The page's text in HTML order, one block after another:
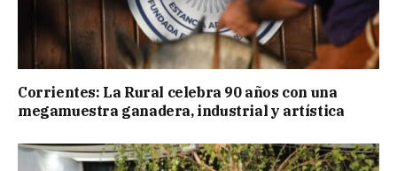
Corrientes: La Rural celebra 90 años con una
megamuestra ganadera, industrial y artística